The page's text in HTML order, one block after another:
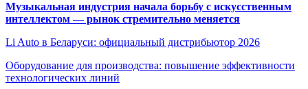
Музыкальная индустрия начала борьбу с искусственным
интеллектом — рынок стремительно меняется
Li Auto в Беларуси: официальный дистрибьютор 2026
Оборудование для производства: повышение эффективности
технологических линий